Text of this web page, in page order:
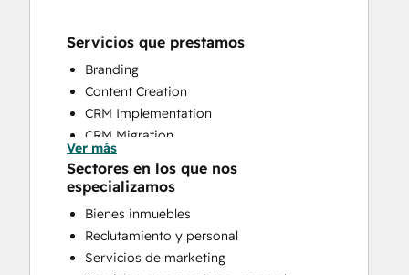
Servicios que prestamos
Branding
Content Creation
CRM Implementation
CRM Migration
Email Marketing
Full Inbound Marketing Services
Help Desk Implementation
HubSpot Onboarding
Sales and Marketing Alignment
Sales Coaching and Training
Ver más
Sectores en los que nos
especializamos
Bienes inmuebles
Reclutamiento y personal
Servicios de marketing